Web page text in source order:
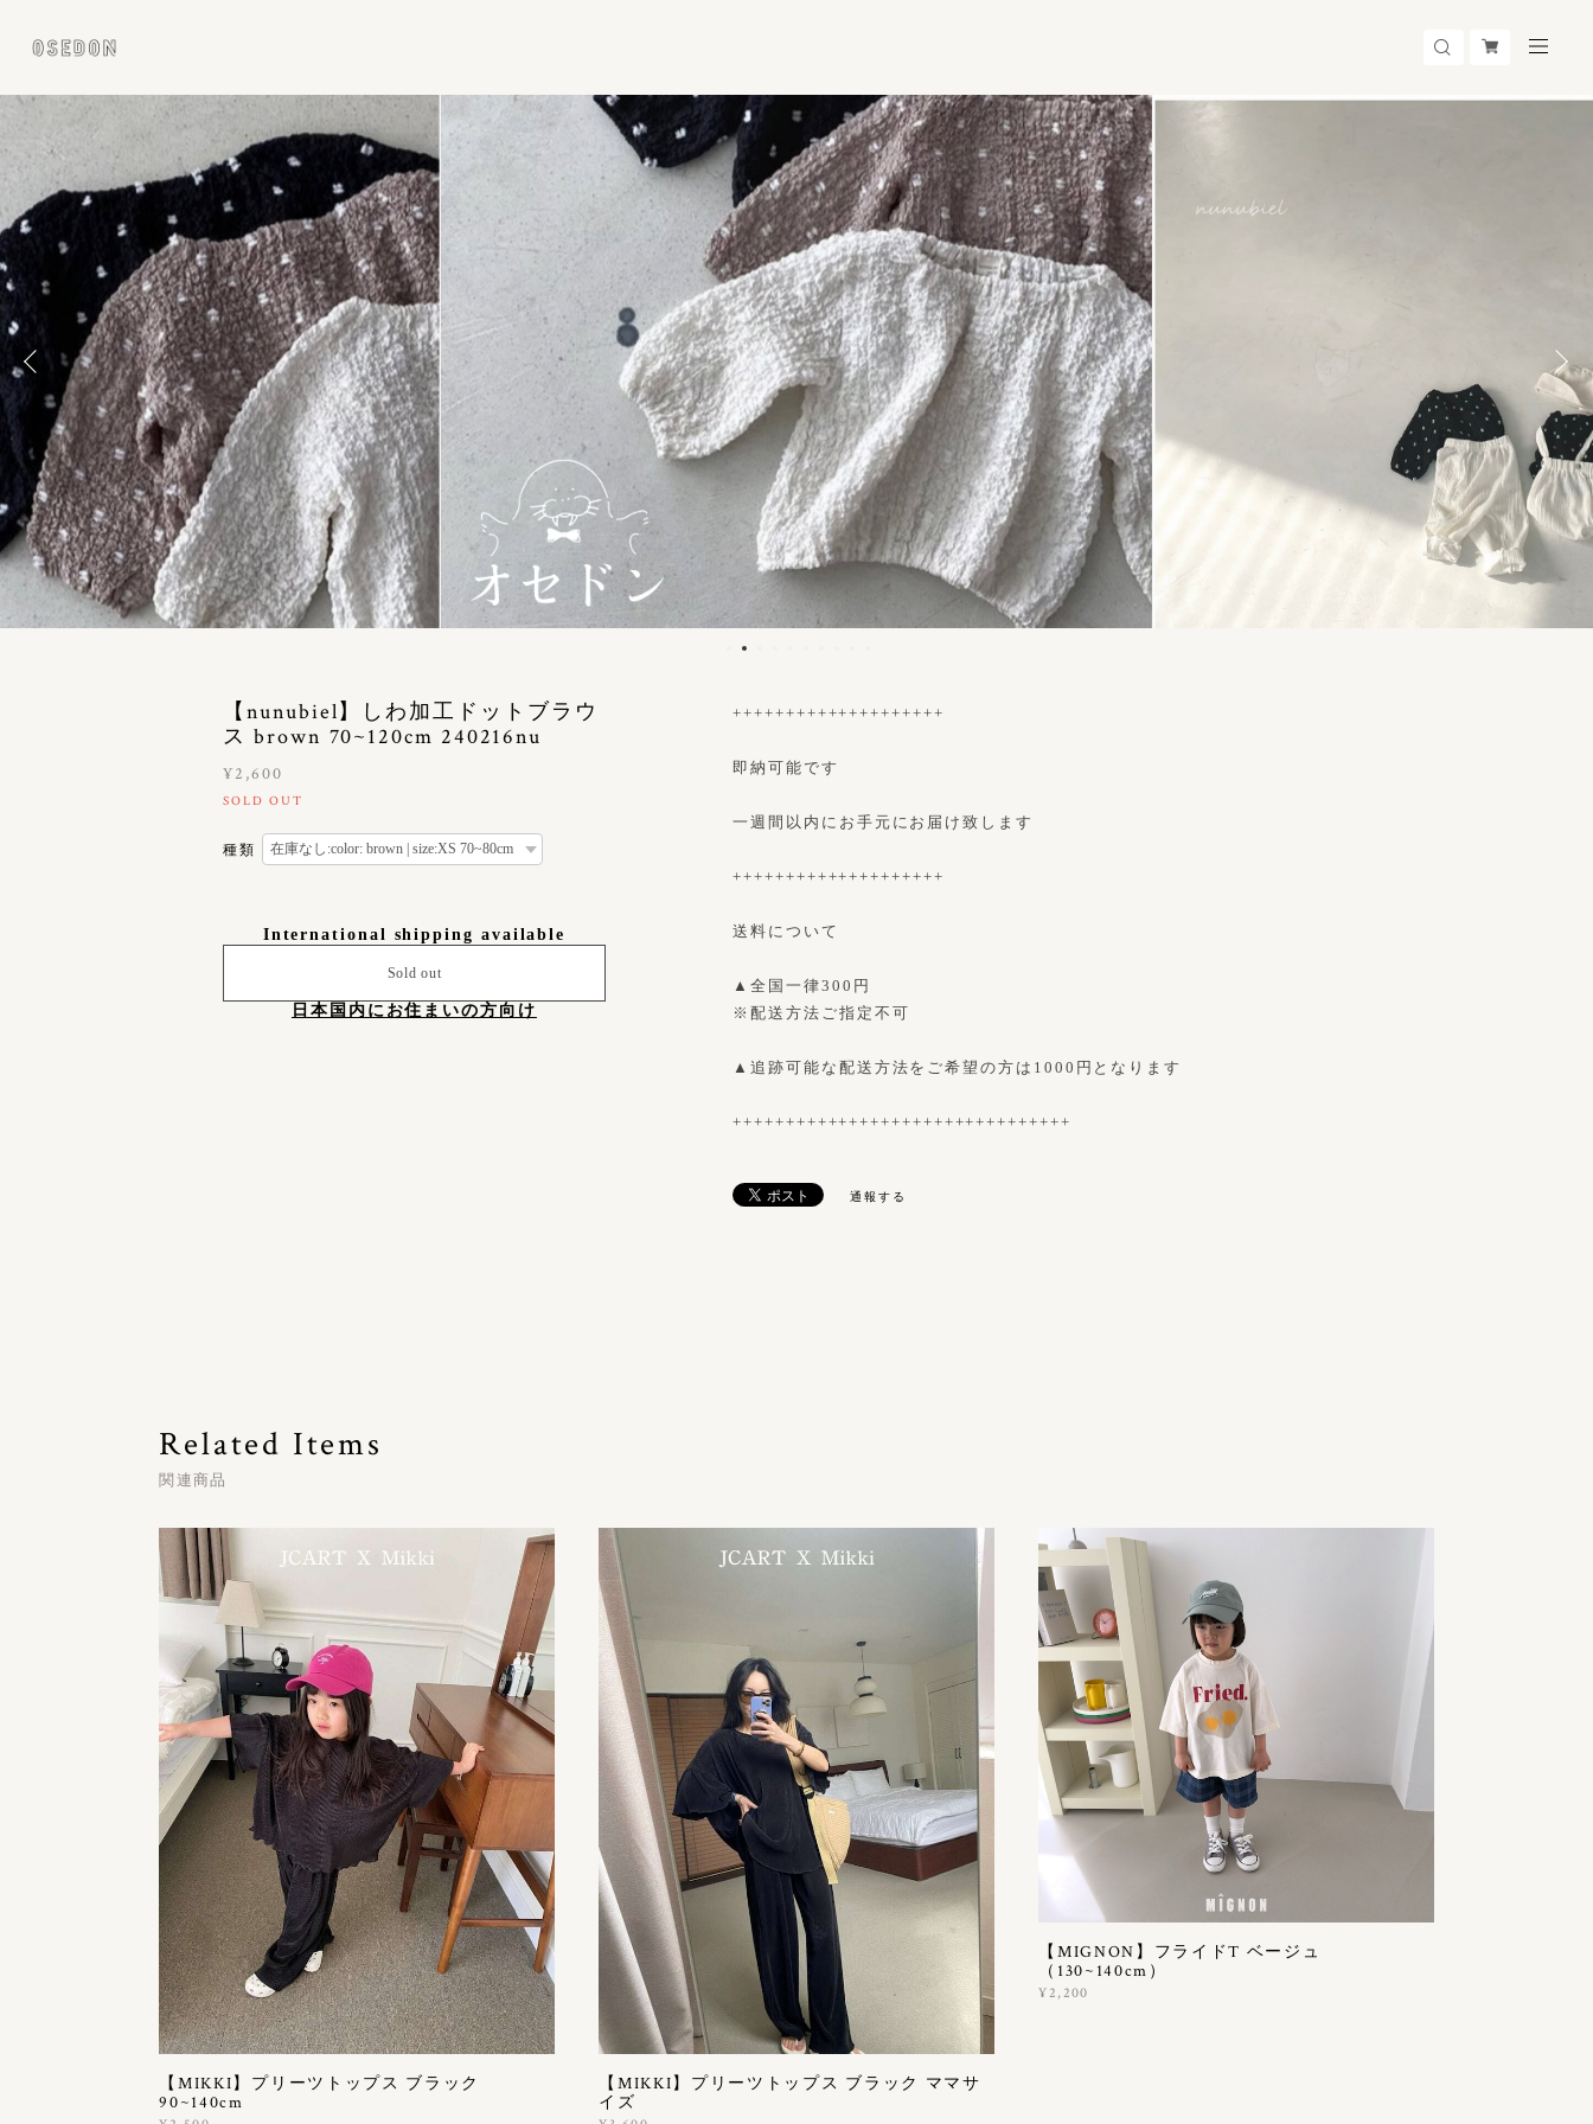
【nunubiel】しわ加工ドットブラウ
ス brown 70~120cm 240216nu
¥2,600
SOLD OUT
種類
International shipping available
Sold out
日本国内にお住まいの方向け
++++++++++++++++++++
即納可能です
一週間以内にお手元にお届け致します
++++++++++++++++++++
送料について
▲全国一律300円
※配送方法ご指定不可
▲追跡可能な配送方法をご希望の方は1000円となります
++++++++++++++++++++++++++++++++
通報する
Related Items
関連商品
【MIKKI】プリーツトップス ブラック
90~140cm
【MIKKI】プリーツトップス ブラック ママサ
イズ
【MIGNON】フライドT ベージュ
（130~140cm）
¥2,200